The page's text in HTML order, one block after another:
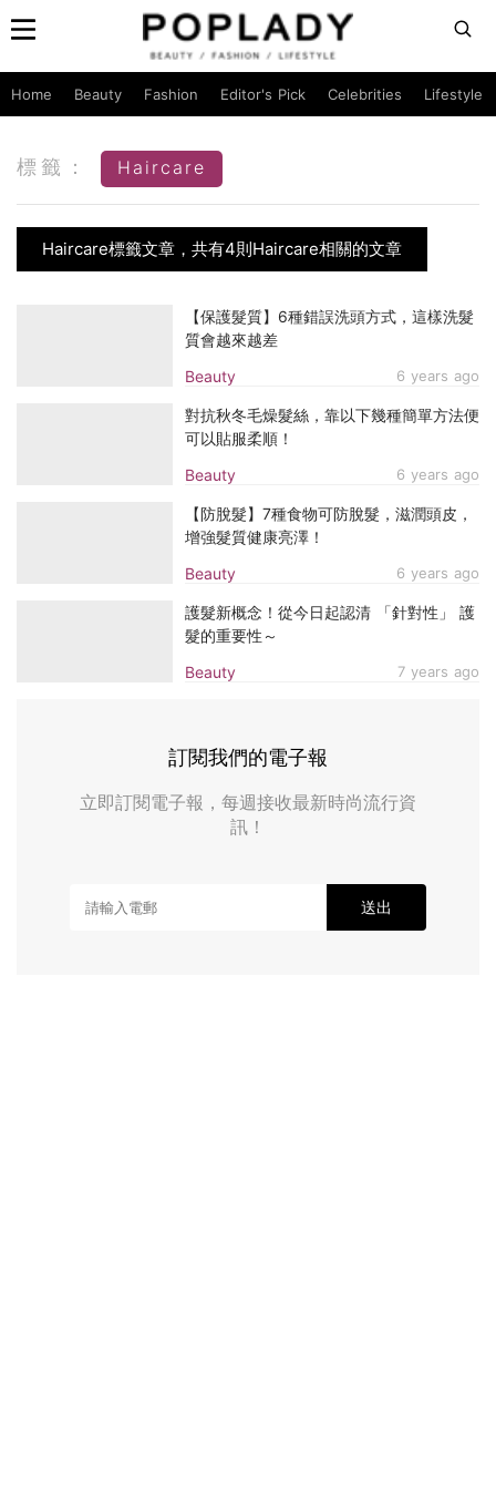
Home Beauty Fashion Editor's Pick Celebrities Lifestyle
標籤： Haircare
Haircare標籤文章，共有4則Haircare相關的文章
Beauty 6 years ago
【保護髮質】6種錯誤洗頭方式，這樣洗髮
質會越來越差
Beauty 6 years ago
對抗秋冬毛燥髮絲，靠以下幾種簡單方法便
可以貼服柔順！
Beauty 6 years ago
【防脫髮】7種食物可防脫髮，滋潤頭皮，
增強髮質健康亮澤！
Beauty 7 years ago
護髮新概念！從今日起認清 「針對性」 護
髮的重要性～
訂閱我們的電子報
立即訂閱電子報，每週接收最新時尚流行資
訊！
送出